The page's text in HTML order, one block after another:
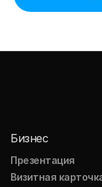
Бизнес
Презентация
Визитная